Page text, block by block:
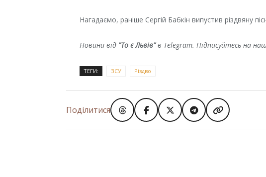
Нагадаємо, раніше Сергій Бабкін випустив різдвяну
Новини від "То є Львів"в Telegram. Підписуйтесь на
ТЕГИ: ЗСУ Різдво
Поділитися